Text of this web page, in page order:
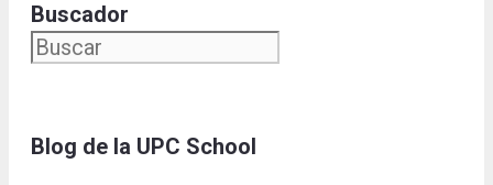
Buscador
Blog de la UPC School